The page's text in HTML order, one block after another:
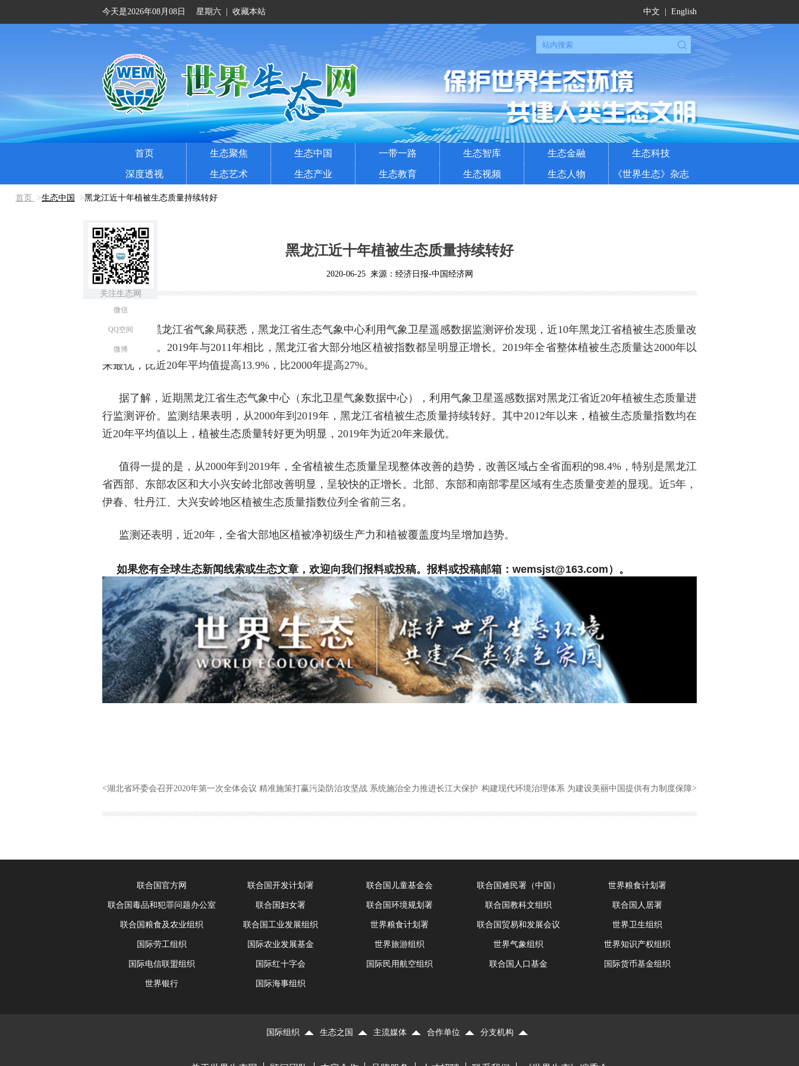
今天是2026年08月08日 星期六 收藏本站 中文 English
首页 生态聚焦 生态中国 一带一路 生态智库 生态金融 生态科技
深度透视 生态艺术 生态产业 生态教育 生态视频 生态人物 《世界生态》杂志
首页 >生态中国 >黑龙江近十年植被生态质量持续转好
黑龙江近十年植被生态质量持续转好
2020-06-25 来源：经济日报-中国经济网
记者从黑龙江省气象局获悉，黑龙江省生态气象中心利用气象卫星遥感数据监测评价发现，近10年黑龙江省植被生态质量改
善尤为明显。2019年与2011年相比，黑龙江省大部分地区植被指数都呈明显正增长。2019年全省整体植被生态质量达2000年以
来最优，比近20年平均值提高13.9%，比2000年提高27%。
据了解，近期黑龙江省生态气象中心（东北卫星气象数据中心），利用气象卫星遥感数据对黑龙江省近20年植被生态质量进
行监测评价。监测结果表明，从2000年到2019年，黑龙江省植被生态质量持续转好。其中2012年以来，植被生态质量指数均在
近20年平均值以上，植被生态质量转好更为明显，2019年为近20年来最优。
值得一提的是，从2000年到2019年，全省植被生态质量呈现整体改善的趋势，改善区域占全省面积的98.4%，特别是黑龙江
省西部、东部农区和大小兴安岭北部改善明显，呈较快的正增长。北部、东部和南部零星区域有生态质量变差的显现。近5年，
伊春、牡丹江、大兴安岭地区植被生态质量指数位列全省前三名。
监测还表明，近20年，全省大部地区植被净初级生产力和植被覆盖度均呈增加趋势。
如果您有全球生态新闻线索或生态文章，欢迎向我们报料或投稿。报料或投稿邮箱：wemsjst@163.com）。
<湖北省环委会召开2020年第一次全体会议 精准施策打赢污染防治攻坚战 系统施治全力推进长江大保护 构建现代环境治理体系 为建设美丽中国提供有力制度保障>
关注生态网
微信
QQ空间
微博
联合国官方网 联合国开发计划署 联合国儿童基金会 联合国难民署（中国） 世界粮食计划署
联合国毒品和犯罪问题办公室 联合国妇女署 联合国环境规划署 联合国教科文组织 联合国人居署
联合国粮食及农业组织 联合国工业发展组织 世界粮食计划署 联合国贸易和发展会议 世界卫生组织
国际劳工组织 国际农业发展基金 世界旅游组织 世界气象组织 世界知识产权组织
国际电信联盟组织 国际红十字会 国际民用航空组织 联合国人口基金 国际货币基金组织
世界银行 国际海事组织
国际组织 生态之国 主流媒体 合作单位 分支机构